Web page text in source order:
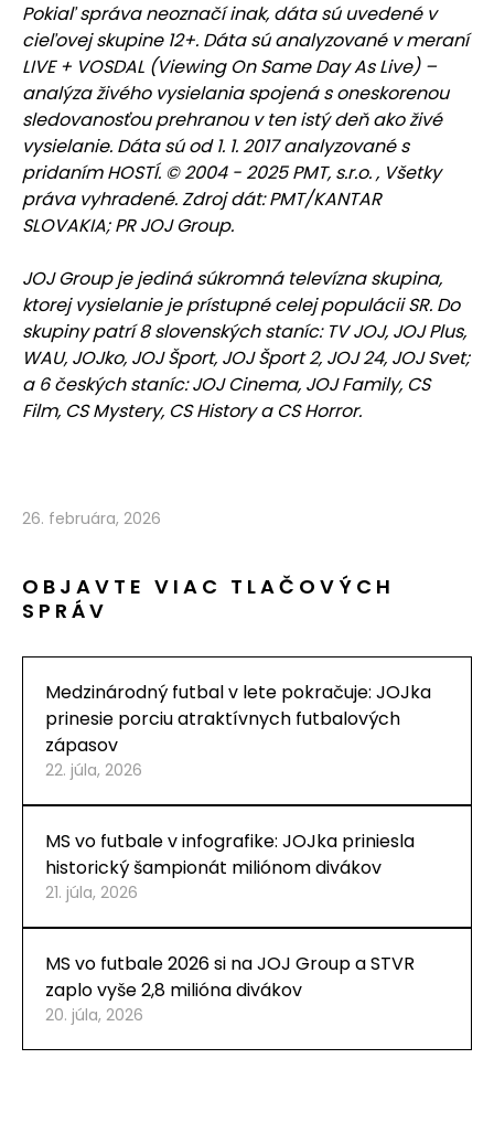
Pokiaľ správa neoznačí inak, dáta sú uvedené v
cieľovej skupine 12+. Dáta sú analyzované v meraní
LIVE + VOSDAL (Viewing On Same Day As Live) –
analýza živého vysielania spojená s oneskorenou
sledovanosťou prehranou v ten istý deň ako živé
vysielanie. Dáta sú od 1. 1. 2017 analyzované s
pridaním HOSTÍ. © 2004 - 2025 PMT, s.r.o. , Všetky
práva vyhradené. Zdroj dát: PMT/KANTAR
SLOVAKIA; PR JOJ Group.
JOJ Group je jediná súkromná televízna skupina,
ktorej vysielanie je prístupné celej populácii SR. Do
skupiny patrí 8 slovenských staníc: TV JOJ, JOJ Plus,
WAU, JOJko, JOJ Šport, JOJ Šport 2, JOJ 24, JOJ Svet;
a 6 českých staníc: JOJ Cinema, JOJ Family, CS
Film, CS Mystery, CS History a CS Horror.
26. februára, 2026
OBJAVTE VIAC TLAČOVÝCH
SPRÁV
Medzinárodný futbal v lete pokračuje: JOJka
prinesie porciu atraktívnych futbalových
zápasov
22. júla, 2026
MS vo futbale v infografike: JOJka priniesla
historický šampionát miliónom divákov
21. júla, 2026
MS vo futbale 2026 si na JOJ Group a STVR
zaplo vyše 2,8 milióna divákov
20. júla, 2026